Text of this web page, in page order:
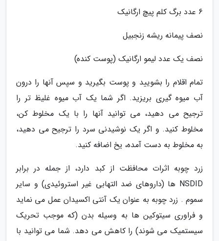
6 عدد برگ کلم پیچ ارگانیک
نصف پیمانه ریشه زنجبیل
نصف یک عدد لیمو ارگانیک (پوست کنده)
تمام اقلام را بشویید و پوست بگیرید و سپس آنها را درون
آب میوه گیری بریزید. اگر شما یک آب میوه غلیظ تر را
ترجیح می دهید، می توانید آنها را با یک مخلوط کن،
مخلوط کنید. و اگر یک نوشیدنی سرد را ترجیح می دهید،
به مخلوط به دست آمده، یخ اضافه کنید.
زرد چوبه اثرات محافظت از کبد دارد، از جمله در برابر
NSDID ها (داروهای ضد التهابی غیر استروئیدی) و سایر
سموم . زرد چوبه به عنوان یک آنتی اکسیدان عمل می نماید
و فراوری سیتوکین ها به وسیله بدن (که موجب تحریک
سیستمیک می شوند) را کاهش می دهد. شما می توانید با